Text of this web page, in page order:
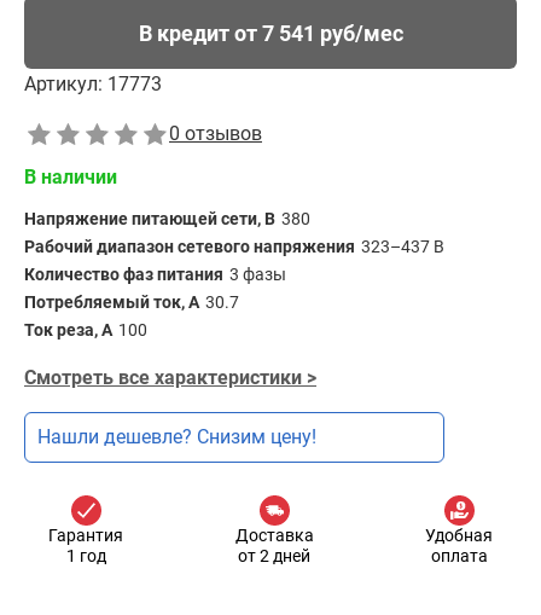
В кредит от 7 541 руб/мес
Артикул: 17773
0 отзывов
В наличии
Напряжение питающей сети, В 380
Рабочий диапазон сетевого напряжения 323–437 В
Количество фаз питания 3 фазы
Потребляемый ток, А 30.7
Ток реза, А 100
Смотреть все характеристики >
Нашли дешевле? Снизим цену!
Гарантия
1 год
Доставка
от 2 дней
Удобная
оплата